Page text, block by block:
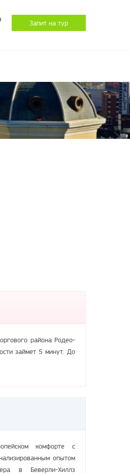
Запит на тур
района Родео-
займет 5 минут. До
комфорте с
опытом
в Беверли-Хиллз